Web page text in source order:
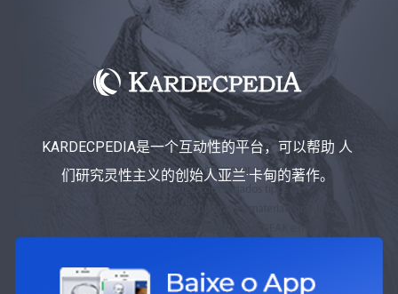
KARDECPEDIA是一个互动性的平台，可以帮助 人
们研究灵性主义的创始人亚兰·卡甸的著作。